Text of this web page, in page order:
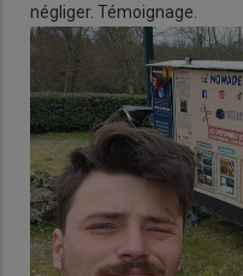
négliger. Témoignage.